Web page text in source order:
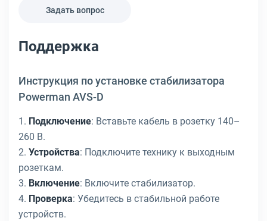
Задать вопрос
Поддержка
Инструкция по установке стабилизатора
Powerman AVS-D
1. Подключение: Вставьте кабель в розетку 140–
260 В.
2. Устройства: Подключите технику к выходным
розеткам.
3. Включение: Включите стабилизатор.
4. Проверка: Убедитесь в стабильной работе
устройств.